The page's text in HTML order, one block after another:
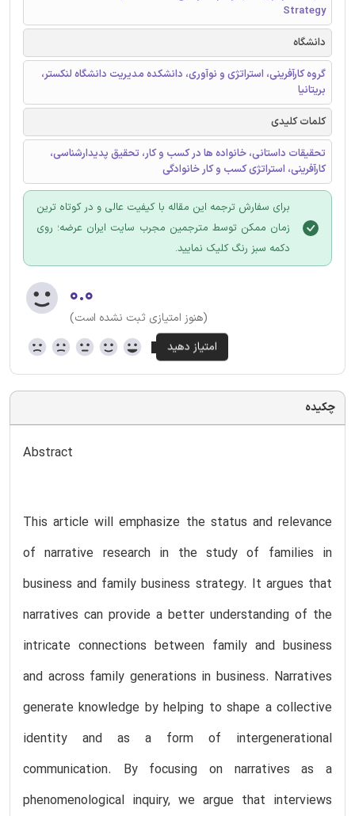
Strategy
دانشگاه
گروه کارآفرینی، استراتژی و نوآوری، دانشکده مدیریت دانشگاه لنکستر،
بریتانیا
کلمات کلیدی
تحقیقات داستانی، خانواده ها در کسب و کار، تحقیق پدیدارشناسی،
کارآفرینی، استراتژی کسب و کار خانوادگی
برای سفارش ترجمه این مقاله با کیفیت عالی و در کوتاه ترین
زمان ممکن توسط مترجمین مجرب سایت ایران عرضه؛ روی
دکمه سبز رنگ کلیک نمایید.
۰.۰
(هنوز امتیازی ثبت نشده است)
چکیده
Abstract
This article will emphasize the status and relevance
of narrative research in the study of families in
business and family business strategy. It argues that
narratives can provide a better understanding of the
intricate connections between family and business
and across family generations in business. Narratives
generate knowledge by helping to shape a collective
identity and as a form of intergenerational
communication. By focusing on narratives as a
phenomenological inquiry, we argue that interviews